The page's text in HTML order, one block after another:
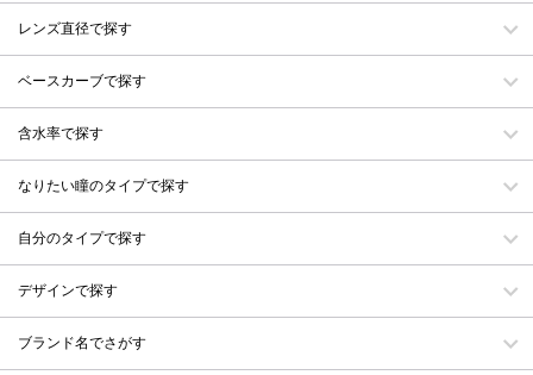
レンズ直径で探す
ベースカーブで探す
含水率で探す
なりたい瞳のタイプで探す
自分のタイプで探す
デザインで探す
ブランド名でさがす